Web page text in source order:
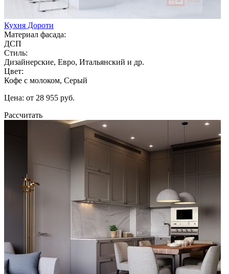
Кухня Дороти
Материал фасада:
ДСП
Стиль:
Дизайнерские, Евро, Итальянский и др.
Цвет:
Кофе с молоком, Серый
Цена: от 28 955 руб.
Рассчитать